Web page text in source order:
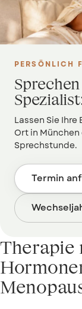
PERSÖNLICH
Lassen Sie
Ort in
Sprechstunde.
Termin
Therapie